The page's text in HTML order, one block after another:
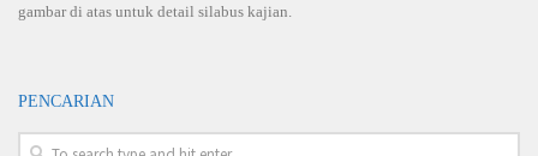
gambar di atas untuk detail silabus kajian.
PENCARIAN